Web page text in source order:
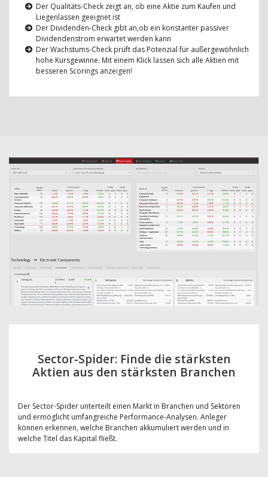
Der Qualitäts-Check zeigt an, ob eine Aktie zum Kaufen und
Liegenlassen geeignet ist
Der Dividenden-Check gibt an,ob ein konstanter passiver
Dividendenstrom erwartet werden kann
Der Wachstums-Check prüft das Potenzial für außergewöhnlich
hohe Kursgewinne. Mit einem Klick lassen sich alle Aktien mit
besseren Scorings anzeigen!
Sector-Spider: Finde die stärksten
Aktien aus den stärksten Branchen
Der Sector-Spider unterteilt einen Markt in Branchen und Sektoren
und ermöglicht umfangreiche Performance-Analysen. Anleger
können erkennen, welche Branchen akkumuliert werden und in
welche Titel das Kapital fließt.